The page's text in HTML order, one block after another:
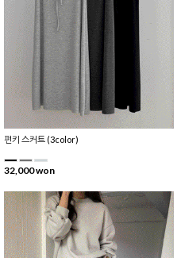
펀키 스커트 (3color)
32,000 won